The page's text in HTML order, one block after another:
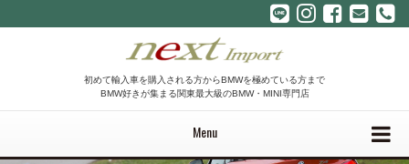
初めて輸入車を購入される方からBMWを極めている方まで
BMW好きが集まる関東最大級のBMW・MINI専門店
Menu